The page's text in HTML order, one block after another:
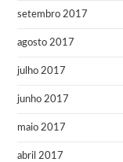
setembro 2017
agosto 2017
julho 2017
junho 2017
maio 2017
abril 2017